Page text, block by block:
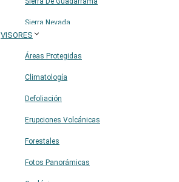
Sierra Nevada
VISORES
Áreas Protegidas
Climatología
Defoliación
Erupciones Volcánicas
Forestales
Fotos Panorámicas